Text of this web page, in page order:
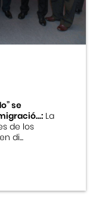
se
La
de los
di...